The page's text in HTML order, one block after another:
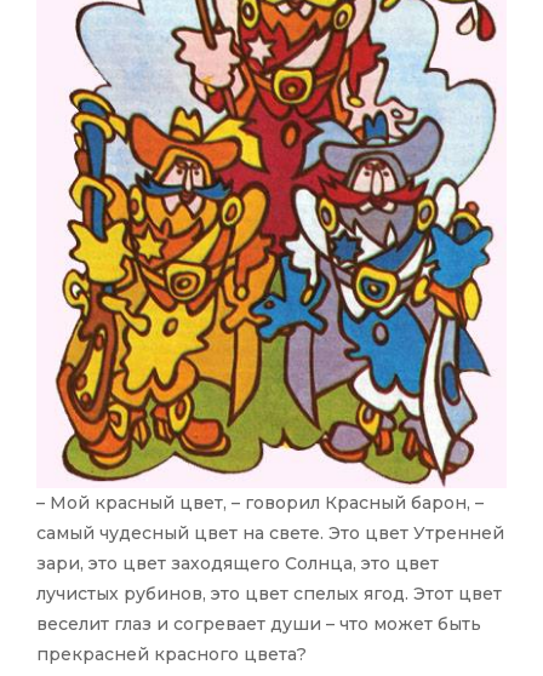
– Мой красный цвет, – говорил Красный барон, –
самый чудесный цвет на свете. Это цвет Утренней
зари, это цвет заходящего Солнца, это цвет
лучистых рубинов, это цвет спелых ягод. Этот цвет
веселит глаз и согревает души – что может быть
прекрасней красного цвета?